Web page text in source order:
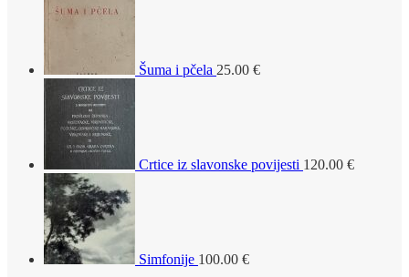
Šuma i pčela 25.00 €
Crtice iz slavonske povijesti 120.00 €
Simfonije 100.00 €